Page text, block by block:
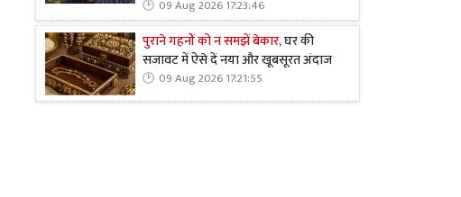
09 Aug 2026 17:23:46
पुराने गहनों को न समझें बेकार,घर की
सजावट में ऐसे दें नया और खूबसूरत अंदाज
09 Aug 2026 17:21:55